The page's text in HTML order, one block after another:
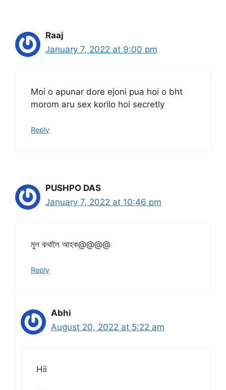
Raaj
January 7, 2022 at 9:00 pm
Moi o apunar dore ejoni pua hoi o bht
morom aru sex korilo hoi secretly
Reply
PUSHPO DAS
January 7, 2022 at 10:46 pm
মুল কথালৈ আহক@@@@
Reply
Abhi
August 20, 2022 at 5:22 am
Hii